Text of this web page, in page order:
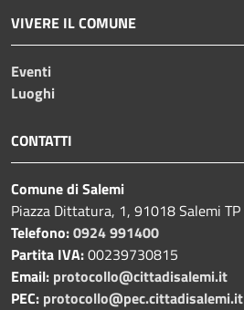
VIVERE IL COMUNE
Eventi
Luoghi
CONTATTI
Comune di Salemi
Piazza Dittatura, 1, 91018 Salemi TP
Telefono:0924 991400
Partita IVA:00239730815
Email: protocollo@cittadisalemi.it
PEC: protocollo@pec.cittadisalemi.it